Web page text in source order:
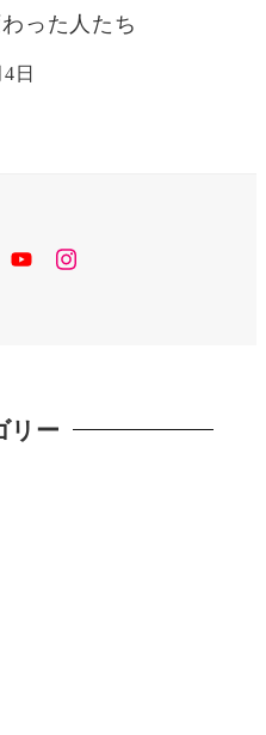
った人たち
日
YouTubeinstagram
リー